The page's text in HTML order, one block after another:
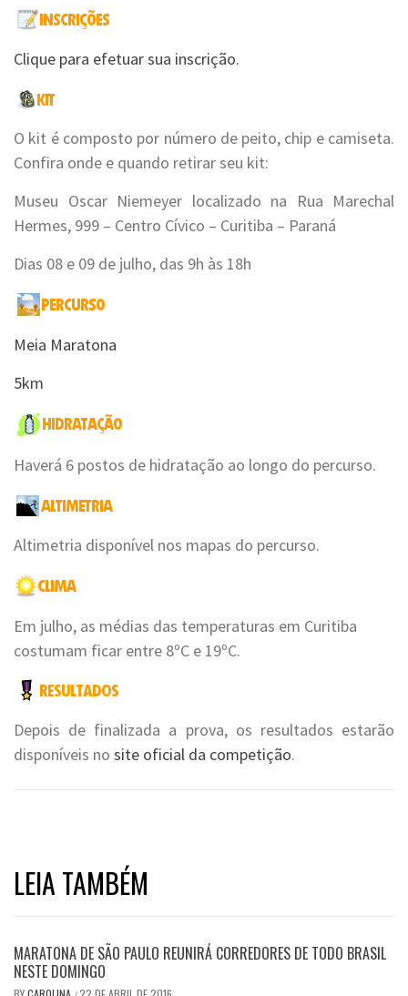
Clique para efetuar sua inscrição.
O kit é composto por número de peito, chip e camiseta.
Confira onde e quando retirar seu kit:
Museu Oscar Niemeyer localizado na Rua Marechal
Hermes, 999 – Centro Cívico – Curitiba – Paraná
Dias 08 e 09 de julho, das 9h às 18h
Meia Maratona
5km
Haverá 6 postos de hidratação ao longo do percurso.
Altimetria disponível nos mapas do percurso.
Em julho, as médias das temperaturas em Curitiba
costumam ficar entre 8ºC e 19ºC.
Depois de finalizada a prova, os resultados estarão
disponíveis no site oficial da competição.
LEIA TAMBÉM
MARATONA DE SÃO PAULO REUNIRÁ CORREDORES DE TODO BRASIL
NESTE DOMINGO